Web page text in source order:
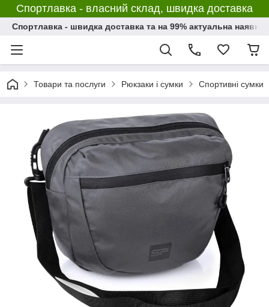
Спортлавка - власний склад, швидка доставка
Спортлавка - швидка доставка та на 99% актуальна
Товари та послуги Рюкзаки і сумки Спортивні сумки